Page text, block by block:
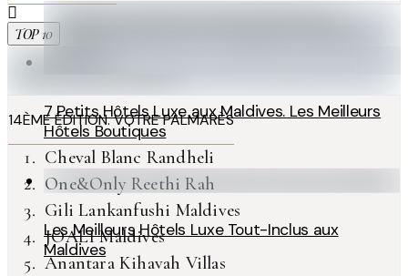
TOP 10
14ÈME ÉDITION. VOTRE PALMARÈS
Cheval Blanc Randheli
One&Only Reethi Rah
Gili Lankanfushi Maldives
JOALI Maldives
Anantara Kihavah Villas
7 Petits Hôtels Luxe aux Maldives. Les Meilleurs
Hôtels Boutiques
Les Meilleurs Hôtels Luxe Tout-Inclus aux
Maldives